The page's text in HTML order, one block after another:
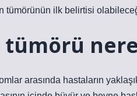
tümörünün ilk belirtisi
tümörü
arasında hastaların